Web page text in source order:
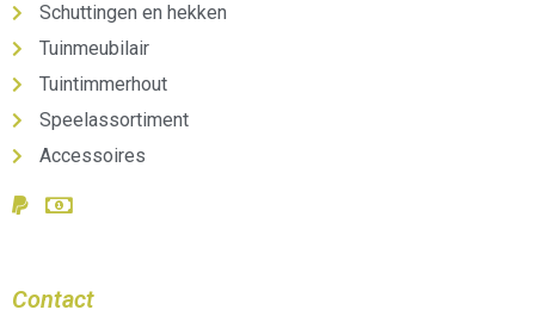
Schuttingen en hekken
Tuinmeubilair
Tuintimmerhout
Speelassortiment
Accessoires
Contact